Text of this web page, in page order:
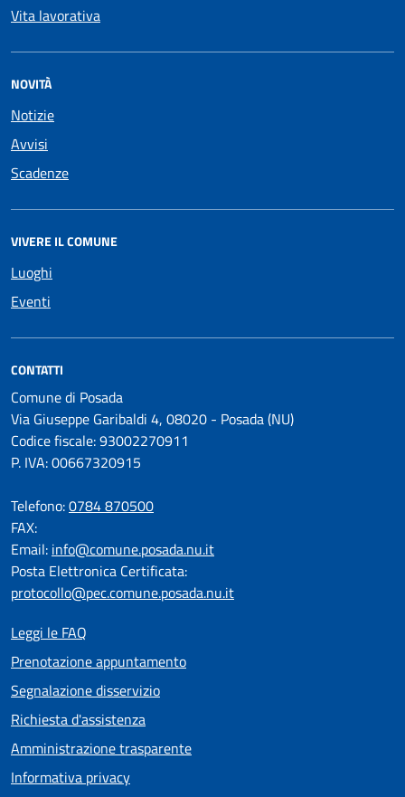
Vita lavorativa
NOVITÀ
Notizie
Avvisi
Scadenze
VIVERE IL COMUNE
Luoghi
Eventi
CONTATTI
Comune di Posada
Via Giuseppe Garibaldi 4, 08020 - Posada (NU)
Codice fiscale: 93002270911
P. IVA: 00667320915
Telefono:0784 870500
FAX:
Email: info@comune.posada.nu.it
Posta Elettronica Certificata:
protocollo@pec.comune.posada.nu.it
Leggi le FAQ
Prenotazione appuntamento
Segnalazione disservizio
Richiesta d'assistenza
Amministrazione trasparente
Informativa privacy